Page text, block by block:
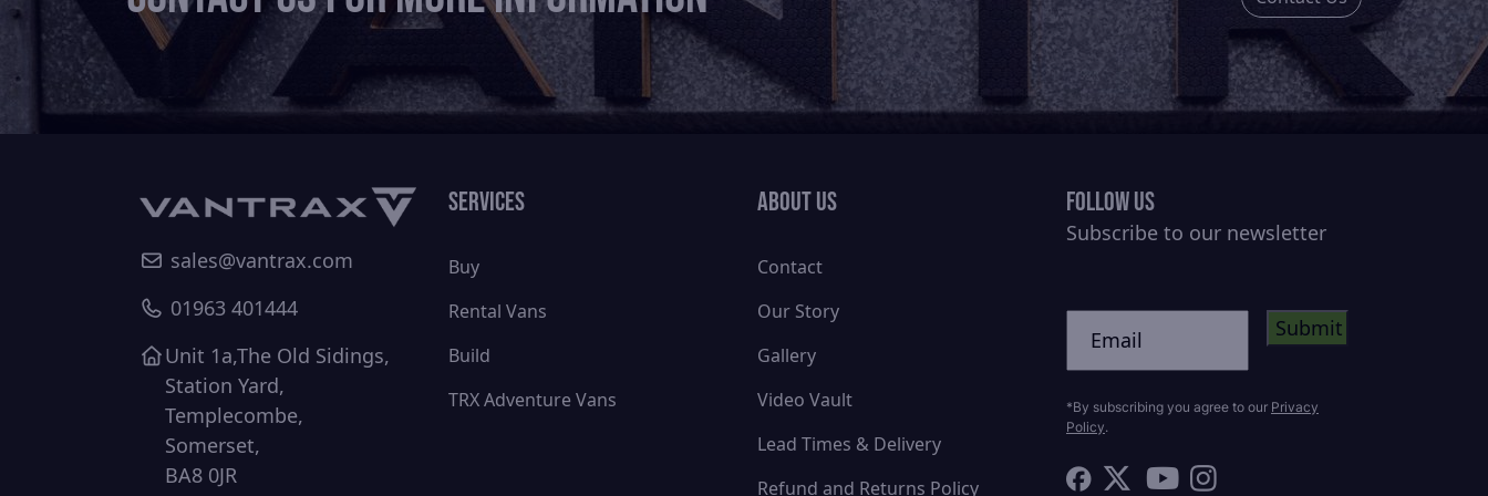
sales@vantrax.com
01963 401444
Unit 1a,The Old Sidings,
Station Yard,
Templecombe,
Somerset,
BA8 0JR
Services
Buy
Rental Vans
Build
TRX Adventure Vans
About Us
Contact
Our Story
Gallery
Video Vault
Lead Times & Delivery
Refund and Returns Policy
Follow Us
Subscribe to our newsletter
*By subscribing you agree to our Privacy
Policy.